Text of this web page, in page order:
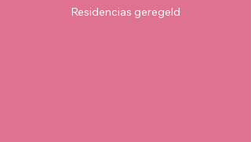
Residencias geregeld